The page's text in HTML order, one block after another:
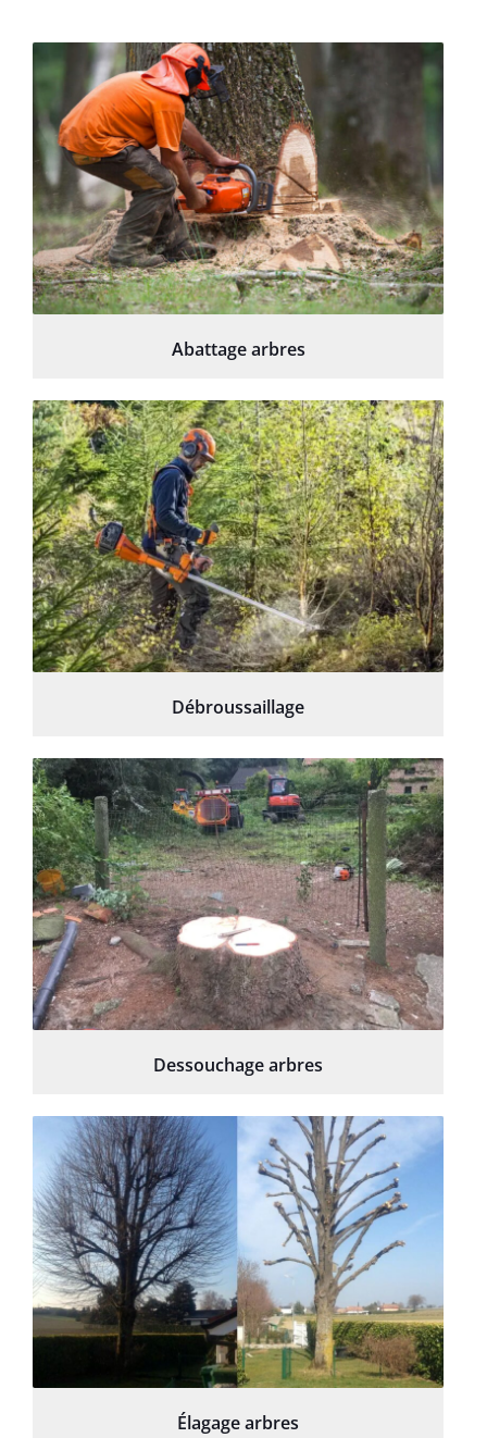
Abattage arbres
Débroussaillage
Dessouchage arbres
Élagage arbres